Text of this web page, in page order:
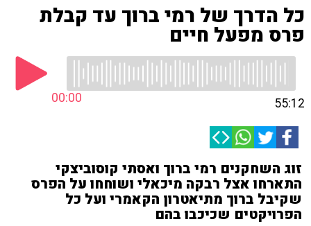
כל הדרך של רמי ברוך עד קבלת
פרס מפעל חיים
00:00 55:12
זוג השחקנים רמי ברוך ואסתי קוסוביצקי
התארחו אצל רבקה מיכאלי ושוחחו על הפרס
שקיבל ברוך מתיאטרון הקאמרי ועל כל
הפרויקטים שכיכבו בהם